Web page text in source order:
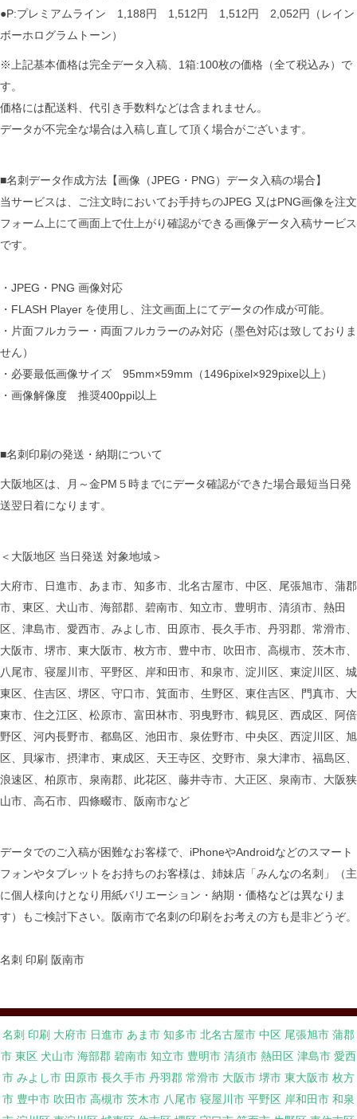
●P:プレミアムライン 1,188円 1,512円 1,512円 2,052円（レイン
ボーホログラムトーン）
※上記基本価格は完全データ入稿、1箱:100枚の価格（全て税込み）で
す。
価格には配送料、代引き手数料などは含まれません。
データが不完全な場合は入稿し直して頂く場合がございます。
■名刺データ作成方法【画像（JPEG・PNG）データ入稿の場合】
当サービスは、ご注文時においてお手持ちのJPEG 又はPNG画像を注文
フォーム上にて画面上で仕上がり確認ができる画像データ入稿サービス
です。
・JPEG・PNG 画像対応
・FLASH Player を使用し、注文画面上にてデータの作成が可能。
・片面フルカラー・両面フルカラーのみ対応（墨色対応は致しておりま
せん）
・必要最低画像サイズ 95mm×59mm（1496pixel×929pixe以上）
・画像解像度 推奨400ppi以上
■名刺印刷の発送・納期について
大阪地区は、月～金PM５時までにデータ確認ができた場合最短当日発
送翌日着になります。
＜大阪地区 当日発送 対象地域＞
大府市、日進市、あま市、知多市、北名古屋市、中区、尾張旭市、蒲郡
市、東区、犬山市、海部郡、碧南市、知立市、豊明市、清須市、熱田
区、津島市、愛西市、みよし市、田原市、長久手市、丹羽郡、常滑市、
大阪市、堺市、東大阪市、枚方市、豊中市、吹田市、高槻市、茨木市、
八尾市、寝屋川市、平野区、岸和田市、和泉市、淀川区、東淀川区、城
東区、住吉区、堺区、守口市、箕面市、生野区、東住吉区、門真市、大
東市、住之江区、松原市、富田林市、羽曳野市、鶴見区、西成区、阿倍
野区、河内長野市、都島区、池田市、泉佐野市、中央区、西淀川区、旭
区、貝塚市、摂津市、東成区、天王寺区、交野市、泉大津市、福島区、
浪速区、柏原市、泉南郡、此花区、藤井寺市、大正区、泉南市、大阪狭
山市、高石市、四條畷市、阪南市など
データでのご入稿が困難なお客様で、iPhoneやAndroidなどのスマート
フォンやタブレットをお持ちのお客様は、姉妹店「みんなの名刺」（主
に個人様向けとなり用紙バリエーション・納期・価格などは異なりま
す）もご検討下さい。阪南市で名刺の印刷をお考えの方も是非どうぞ。
名刺 印刷 阪南市
名刺 印刷 大府市 日進市 あま市 知多市 北名古屋市 中区 尾張旭市 蒲郡
市 東区 犬山市 海部郡 碧南市 知立市 豊明市 清須市 熱田区 津島市 愛西
市 みよし市 田原市 長久手市 丹羽郡 常滑市 大阪市 堺市 東大阪市 枚方
市 豊中市 吹田市 高槻市 茨木市 八尾市 寝屋川市 平野区 岸和田市 和泉